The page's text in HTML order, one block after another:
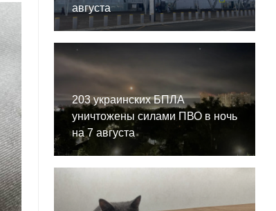
августа
203 украинских БПЛА
уничтожены силами ПВО в ночь
на 7 августа